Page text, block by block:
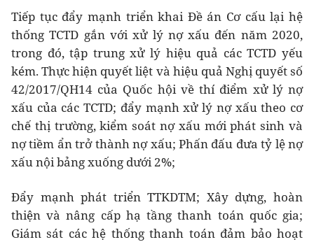
Tiếp tục đẩy mạnh triển khai Đề án Cơ cấu lại hệ
thống TCTD gắn với xử lý nợ xấu đến năm 2020,
trong đó, tập trung xử lý hiệu quả các TCTD yếu
kém. Thực hiện quyết liệt và hiệu quả Nghị quyết số
42/2017/QH14 của Quốc hội về thí điểm xử lý nợ
xấu của các TCTD; đẩy mạnh xử lý nợ xấu theo cơ
chế thị trường, kiểm soát nợ xấu mới phát sinh và
nợ tiềm ẩn trở thành nợ xấu; Phấn đấu đưa tỷ lệ nợ
xấu nội bảng xuống dưới 2%;
Đẩy mạnh phát triển TTKDTM; Xây dựng, hoàn
thiện và nâng cấp hạ tầng thanh toán quốc gia;
Giám sát các hệ thống thanh toán đảm bảo hoạt